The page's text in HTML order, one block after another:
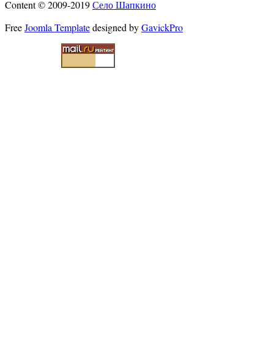
Content © 2009-2019Село Шапкино
FreeJoomla Templatedesigned byGavickPro